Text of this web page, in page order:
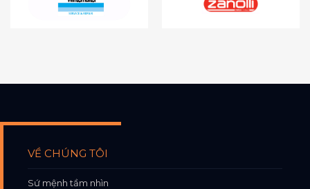
VỀ CHÚNG TÔI
Sứ mệnh tầm nhìn